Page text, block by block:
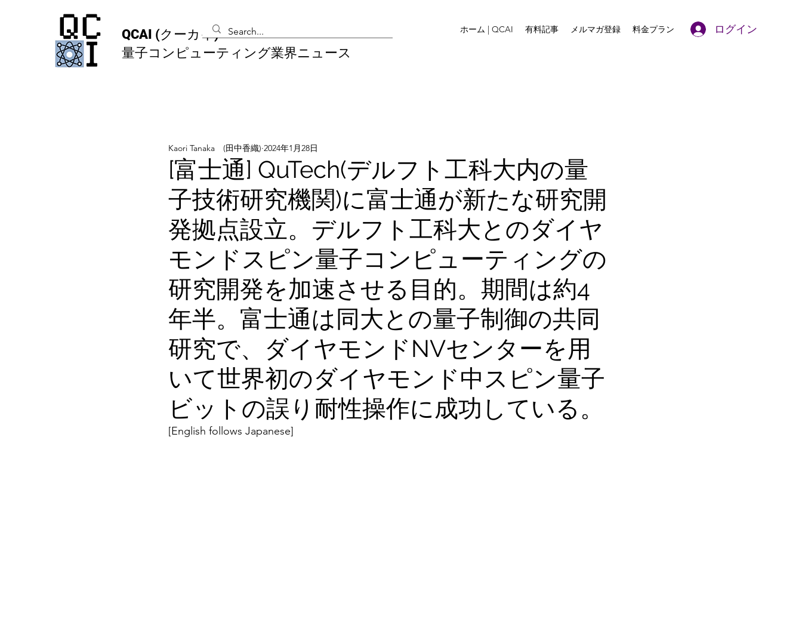
QCAI (クーカイ)
量子コンピューティング業界ニュース
ホーム | QCAI 有料記事 メルマガ登録 料金プラン ログイン
[富士通] QuTech(デルフト工科大内の量
子技術研究機関)に富士通が新たな研究開
発拠点設立。デルフト工科大とのダイヤ
モンドスピン量子コンピューティングの
研究開発を加速させる目的。期間は約4
年半。富士通は同大との量子制御の共同
研究で、ダイヤモンドNVセンターを用
いて世界初のダイヤモンド中スピン量子
ビットの誤り耐性操作に成功している。
Kaori Tanaka (田中香織) 2024年1月28日
[English follows Japanese]